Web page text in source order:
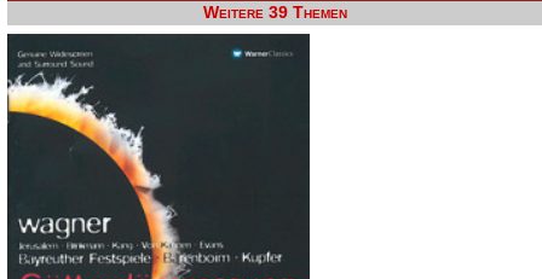
Weitere 39 Themen